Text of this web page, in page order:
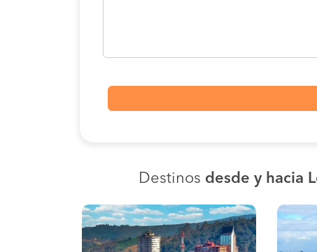
Destinos desde y hacia